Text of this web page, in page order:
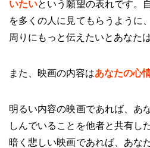
いたいという願望の表れです。
を多くの人に見てもらうように
周りにもっと伝えたいとあなた
また、映画の内容はあなたの心
明るい内容の映画であれば、あ
しんでいることを他者と共有し
暗く悲しい映画であれば、あな